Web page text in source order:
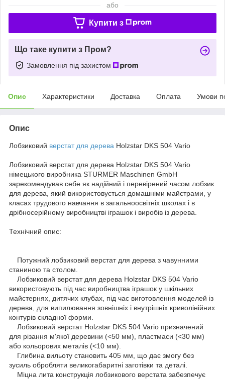
або
Купити з
Що таке купити з Пром?
Замовлення під захистом
Опис Характеристики Доставка Оплата Умови
Опис
Лобзиковий верстат для дерева Holzstar DKS 504 Vario
Лобзиковий верстат для дерева Holzstar DKS 504 Vario
німецького виробника STURMER Maschinen GmbH
зарекомендував себе як надійний і перевірений часом лобзик
для дерева, який використовується домашніми майстрами, у
класах трудового навчання в загальноосвітніх школах і в
дрібносерійному виробництві іграшок і виробів із дерева.
Технічний опис:
Потужний лобзиковий верстат для дерева з чавунними
станиною та столом.
Лобзиковий верстат для дерева Holzstar DKS 504 Vario
використовують під час виробництва іграшок у шкільних
майстернях, дитячих клубах, під час виготовлення моделей із
дерева, для випилювання зовнішніх і внутрішніх криволінійних
контурів складної форми.
Лобзиковий верстат Holzstar DKS 504 Vario призначений
для різання м'якої деревини (<50 мм), пластмаси (<30 мм)
або кольорових металів (<10 мм).
Глибина вильоту становить 405 мм, що дає змогу без
зусиль обробляти великогабаритні заготівки та деталі.
Міцна лита конструкція лобзикового верстата забезпечує